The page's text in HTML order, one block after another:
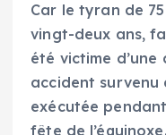
Car le tyran de
vingt-deux ans,
été victime
accident survenu
exécutée
fête de l’équinoxe.